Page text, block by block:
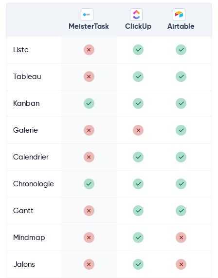
MeisterTask ClickUp Airtable
Liste ✗ ✓ ✓
Tableau ✗ ✓ ✓
Kanban ✓ ✓ ✓
Galerie ✗ ✗ ✓
Calendrier ✗ ✓ ✓
Chronologie ✓ ✓ ✓
Gantt ✗ ✓ ✓
Mindmap ✗ ✓ ✗
Jalons ✗ ✓ ✗